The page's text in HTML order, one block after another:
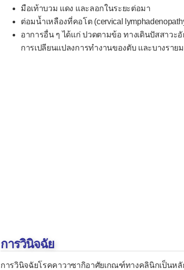
มือเท้าบวม แดง และลอกในระยะต่อมา
ต่อมน้ำเหลืองที่คอโต (cervical
อาการอื่น ๆ ได้แก่ ปวดตามข้อ ทางเดินปัสสาวะ
การเปลียนแปลงการทำงานของตับ และบางราย
การวินิจฉัย
การวินิจฉัยโรคคาวาซากิอาศัยเกณฑ์ทางคลินิกเป็นห